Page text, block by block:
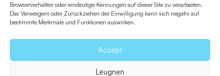
Browserverhalten oder eindeutige Kennungen auf dieser Site zu verarbeiten.
Das Verweigern oder Zurückziehen der Einwilligung kann sich negativ auf
bestimmte Merkmale und Funktionen auswirken.
Accept
Leugnen
sich weit vom Hafen entfernen zu müssen.